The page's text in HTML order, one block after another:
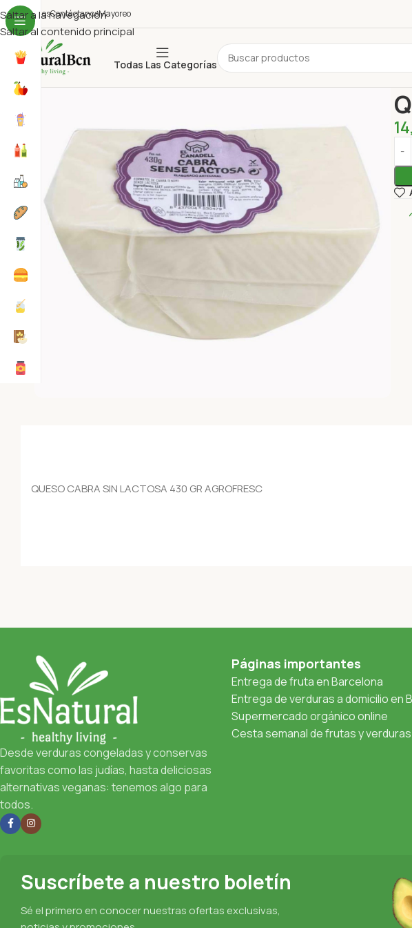
Saltar a la navegación
Saltar al contenido principal
SomosContáctanosMayoreo
Todas Las Categorías
QUESO CABRA SIN LACTOSA 430 GR AGROFRESC
Desde verduras congeladas y conservas
favoritas como las judías, hasta deliciosas
alternativas veganas: tenemos algo para
todos.
Páginas importantes
Entrega de fruta en Barcelona
Entrega de verduras a domicilio en
Supermercado orgánico online
Cesta semanal de frutas y verduras
Suscríbete a nuestro boletín
Sé el primero en conocer nuestras ofertas exclusivas,